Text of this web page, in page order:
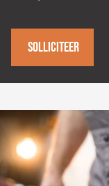
Solliciteer